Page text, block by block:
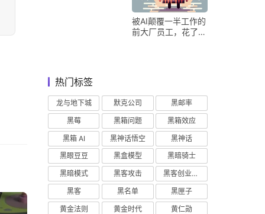
被AI颠覆一半工作的
前大厂员工，花了8
热门标签
龙与地下城 默克公司
黑邮率
黑莓
黑箱问题
黑箱效应
黑箱 AI
黑神话悟空
黑神话
黑眼豆豆
黑盒模型
黑暗骑士
黑暗模式
黑客攻击
黑客创业主义
黑客
黑名单
黑匣子
黄金法则
黄金时代
黄仁勋